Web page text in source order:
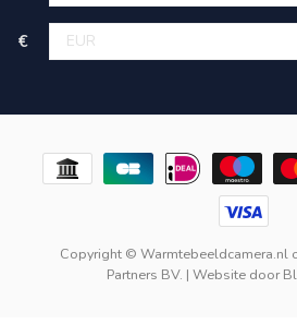
€
Copyright © Warmtebeeldcamera.nl
Partners BV. | Website door